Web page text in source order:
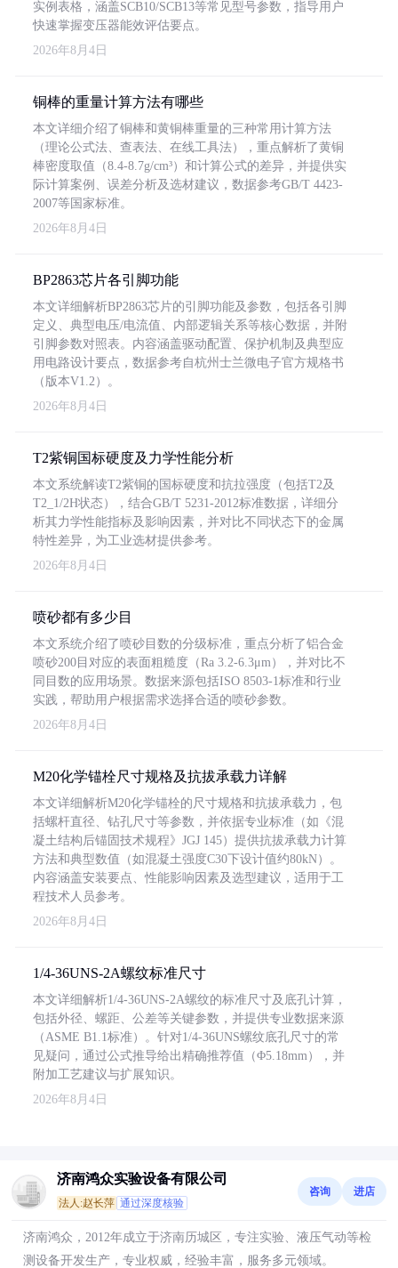
实例表格，涵盖SCB10/SCB13等常见型号参数，指导用户
快速掌握变压器能效评估要点。
2026年8月4日
铜棒的重量计算方法有哪些
本文详细介绍了铜棒和黄铜棒重量的三种常用计算方法
（理论公式法、查表法、在线工具法），重点解析了黄铜
棒密度取值（8.4-8.7g/cm³）和计算公式的差异，并提供实
际计算案例、误差分析及选材建议，数据参考GB/T 4423-
2007等国家标准。
2026年8月4日
BP2863芯片各引脚功能
本文详细解析BP2863芯片的引脚功能及参数，包括各引脚
定义、典型电压/电流值、内部逻辑关系等核心数据，并附
引脚参数对照表。内容涵盖驱动配置、保护机制及典型应
用电路设计要点，数据参考自杭州士兰微电子官方规格书
（版本V1.2）。
2026年8月4日
T2紫铜国标硬度及力学性能分析
本文系统解读T2紫铜的国标硬度和抗拉强度（包括T2及
T2_1/2H状态），结合GB/T 5231-2012标准数据，详细分
析其力学性能指标及影响因素，并对比不同状态下的金属
特性差异，为工业选材提供参考。
2026年8月4日
喷砂都有多少目
本文系统介绍了喷砂目数的分级标准，重点分析了铝合金
喷砂200目对应的表面粗糙度（Ra 3.2-6.3μm），并对比不
同目数的应用场景。数据来源包括ISO 8503-1标准和行业
实践，帮助用户根据需求选择合适的喷砂参数。
2026年8月4日
M20化学锚栓尺寸规格及抗拔承载力详解
本文详细解析M20化学锚栓的尺寸规格和抗拔承载力，包
括螺杆直径、钻孔尺寸等参数，并依据专业标准（如《混
凝土结构后锚固技术规程》JGJ 145）提供抗拔承载力计算
方法和典型数值（如混凝土强度C30下设计值约80kN）。
内容涵盖安装要点、性能影响因素及选型建议，适用于工
程技术人员参考。
2026年8月4日
1/4-36UNS-2A螺纹标准尺寸
本文详细解析1/4-36UNS-2A螺纹的标准尺寸及底孔计算，
包括外径、螺距、公差等关键参数，并提供专业数据来源
（ASME B1.1标准）。针对1/4-36UNS螺纹底孔尺寸的常
见疑问，通过公式推导给出精确推荐值（Φ5.18mm），并
附加工艺建议与扩展知识。
2026年8月4日
济南鸿众实验设备有限公司
法人:赵长萍 通过深度核验
咨询 进店
济南鸿众，2012年成立于济南历城区，专注实验、液压气动等检
测设备开发生产，专业权威，经验丰富，服务多元领域。